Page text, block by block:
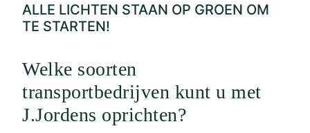
ALLE LICHTEN STAAN OP GROEN OM
TE STARTEN!
Welke soorten
transportbedrijven kunt u met
J.Jordens oprichten?